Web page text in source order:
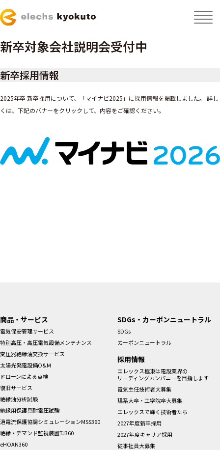
新卒対象会社説明会受付中
新卒採用情報
2025年卒 新卒採用について、「マイナビ2025」に採用情報を掲載しました。 詳し
くは、下記のバナーをクリックして、内容をご確認ください。
商品・サービス
電気保安管理サービス
特別高圧・高圧電気設備メンテナンス
変圧器絶縁油交換サービス
太陽光発電設備O&M
ドローンによる点検
復旧サービス
絶縁油分析試験
絶縁用保護具耐電圧試験
過電流保護協調シミュレーションMSS360
絶縁・デマンド監視装置TJ360
eHOAN360
SDGs・カーボンニュートラル
SDGs
カーボンニュートラル
採用情報
エレックス極東は電設業界の
リーディングカンパニーを目指します
電気主任技術者大募集
理系大卒・工学院卒大募集
エレックスで輝く技術者たち
2027年度新卒採用
2027年度キャリア採用
従事社員大募集